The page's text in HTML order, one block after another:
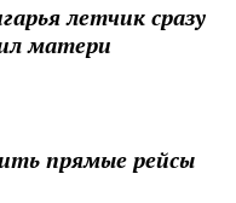
летчик сразу
матери
прямые рейсы